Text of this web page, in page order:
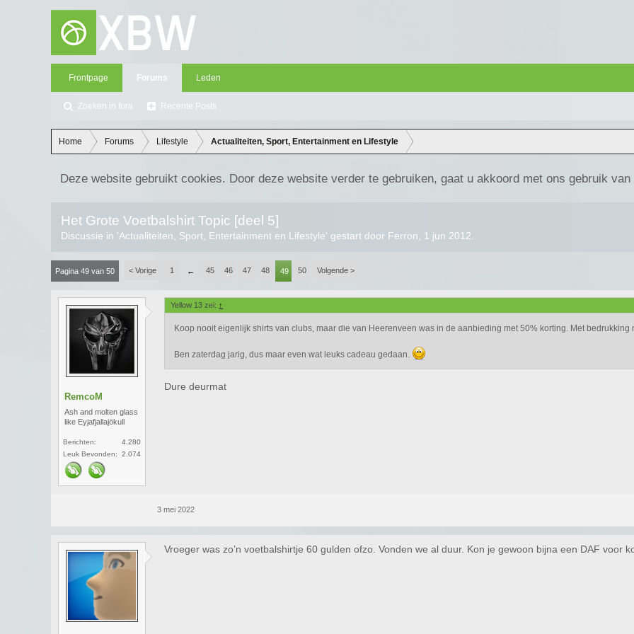
Frontpage Forums
Zoeken in fora Recente Posts
Leden
Home Forums Lifestyle Actualiteiten, Sport, Entertainment en Lifestyle
Deze website gebruikt cookies. Door deze website verder te gebruiken, gaat u akkoord met ons gebruik
Het Grote Voetbalshirt Topic [deel 5]
Discussie in 'Actualiteiten, Sport, Entertainment en Lifestyle' gestart door Ferron 1 jun 2012
Pagina 49 van 50 < Vorige 1 ← 45 46 47 48 49 50 Volgende >
RemcoM
Ash and molten glass
like Eyjafjallajökull
Berichten:
4.280
Leuk Bevonden:
2.074
Yellow 13 zei: ↑
Koop nooit eigenlijk shirts van clubs, maar die van Heerenveen was in de aanbieding met 50% korting. Met
Ben zaterdag jarig, dus maar even wat leuks cadeau gedaan.
Dure deurmat
3 mei 2022
Vroeger was zo’n voetbalshirtje 60 gulden ofzo. Vonden we al duur. Kon je gewoon bijna een DAF voor